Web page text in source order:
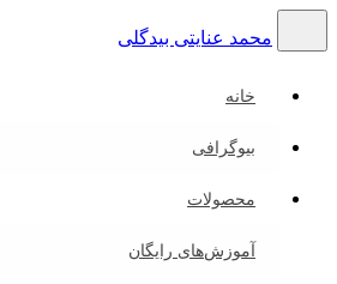
محمد عنایتی بیدگلی
خانه
بیوگرافی
محصولات
آموزش‌های رایگان